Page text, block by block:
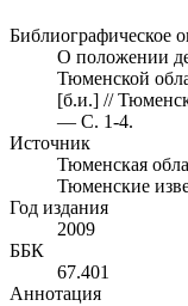
Библиографическое
О положении
Тюменской
[б.и.] //
— С. 1-4.
Источник
Тюменская
Тюменские
Год издания
2009
ББК
67.401
Аннотация